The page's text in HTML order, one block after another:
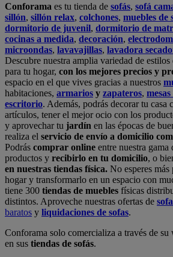
Conforama es tu tienda de sofás, sofá
sillón, sillón relax, colchones, muebles de
dormitorio de juvenil, dormitorio de
cocinas a medida, decoración,
microondas, lavavajillas, lavadora
Descubre nuestra amplia variedad de
para tu hogar, con los mejores precios y
espacio en el que vives gracias a nuestros
habitaciones, armarios y zapateros,
escritorio. Además, podrás decorar tu casa
artículos, tener el mejor ocio con los
y aprovechar tu jardín en las épocas de
realiza el servicio de envío a domicilio
Podrás comprar online entre nuestra gama
productos y recibirlo en tu domicilio, o
en nuestras tiendas física. No esperes
hogar y transformarlo en un espacio con
tiene 300 tiendas de muebles físicas
distintos. Aproveche nuestras ofertas de
baratos y liquidaciones de sofas.
Conforama solo comercializa a través de su
en sus tiendas de sofás.